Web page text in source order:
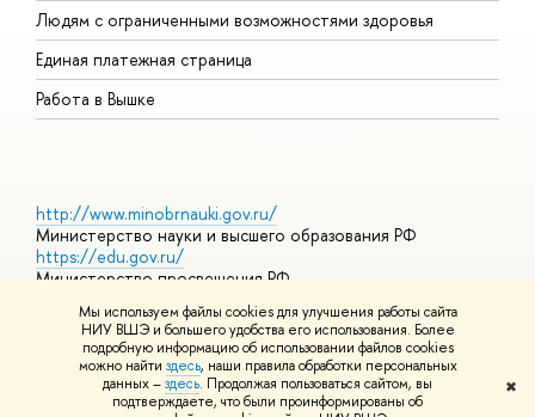
Мы используем файлы cookies для улучшения работы сайта
НИУ ВШЭ и большего удобства его использования. Более
подробную информацию об использовании файлов cookies
можно найти здесь, наши правила обработки персональных
данных –здесь. Продолжая пользоваться сайтом, вы
подтверждаете, что были проинформированы об
✖
Людям с ограниченными возможностями здоровья
Единая платежная страница
Работа в Вышке
http://www.minobrnauki.gov.ru/
Министерство науки и высшего образования РФ
https://edu.gov.ru/
Министерство просвещения РФ
https://elearning.hse.ru/mooc
Массовые открытые онлайн-курсы
© НИУ ВШЭ 1993–2026 Адреса и контактыУсловия
использования материалов Политика конфиденциальности